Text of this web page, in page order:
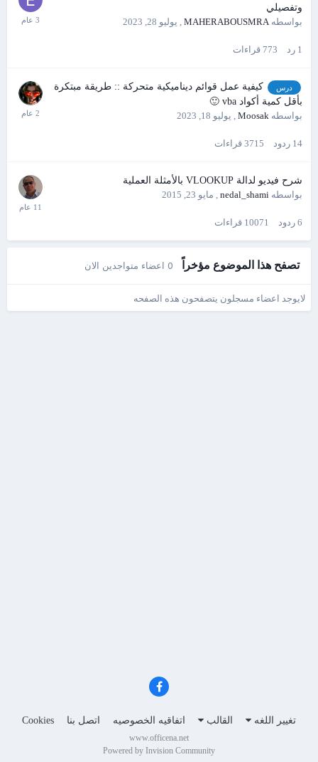
وتفصيلي
بواسطه MAHERABOUSMRA
, يوليو 28, 2023
1 رد 773 قراءات
درس
كيفية عمل قوائم ديناميكية متحركة :: طريقة مبتكرة
بأقل كمية أكواد vba 🙂
بواسطه Moosak
, يوليو 18, 2023
14 ردود 3715 قراءات
شرح فيديو لدالة VLOOKUP بالأمثلة العملية
بواسطه nedal_shami
, مايو 23, 2015
6 ردود 10071 قراءات
تصفح هذا الموضوع مؤخراً 0 اعضاء متواجدين الان
لايوجد اعضاء مسجلون يتصفحون هذه الصفحه
تغيير اللغه القالب اتفاقيه الخصوصيه اتصل بنا Cookies
www.officena.net
Powered by Invision Community